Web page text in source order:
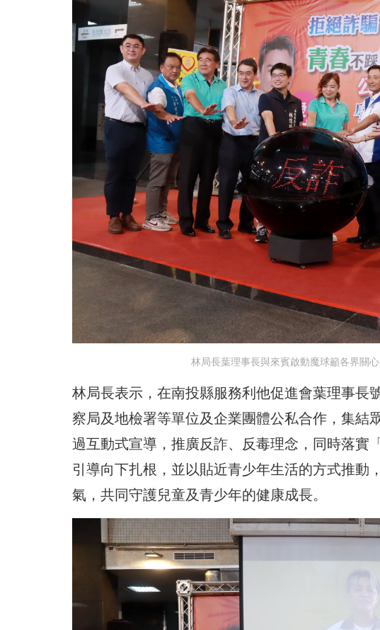
林局長葉理事長與來賓啟動魔球籲各界關
林局長表示，在南投縣服務利他促進會葉理事長
察局及地檢署等單位及企業團體公私合作，集結
過互動式宣導，推廣反詐、反毒理念，同時落實
引導向下扎根，並以貼近青少年生活的方式推動
氣，共同守護兒童及青少年的健康成長。